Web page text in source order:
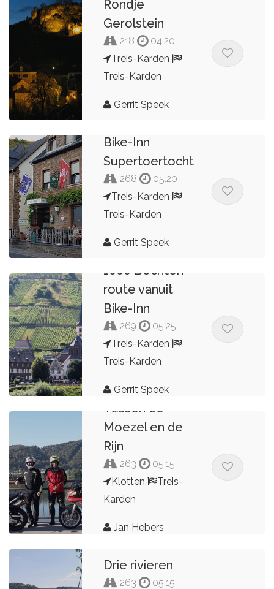
Rondje
Gerolstein
218
04:20
Treis-Karden
Treis-Karden
Gerrit Speek
Bike-Inn
Supertoertocht
268
05:20
Treis-Karden
Treis-Karden
Gerrit Speek
1000 Bochten
route vanuit
Bike-Inn
269
05:25
Treis-Karden
Treis-Karden
Gerrit Speek
Tussen de
Moezel en de
Rijn
263
05:15
Klotten
Treis-
Karden
Jan Hebers
Drie rivieren
263
05:15